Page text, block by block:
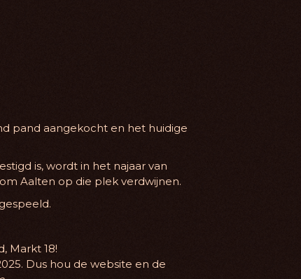
pand aangekocht en het huidige
is, wordt in het najaar van
Aalten op die plek verdwijnen.
Markt 18!
Dus hou de website en de